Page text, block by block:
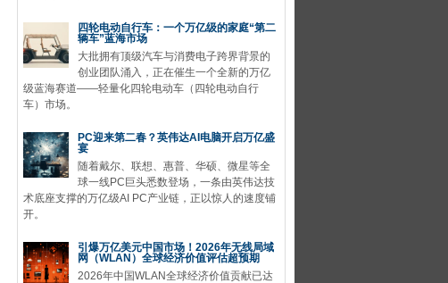
四轮电动自行车：一个万亿级的家庭“第二
辆车”蓝海市场
大批拥有顶级汽车与消费电子跨界背景的
创业团队涌入，正在催生一个全新的万亿
级蓝海赛道——轻量化四轮电动车（四轮电动自行
车）市场。
PC迎来第二春？英伟达AI电脑开启万亿盛
宴
随着戴尔、联想、惠普、华硕、微星等全
球一线PC巨头悉数登场，一条由英伟达技
术底座支撑的万亿级AI PC产业链，正以惊人的速度铺
开。
引爆万亿美元中国市场！2026年无线局域
网（WLAN）全球经济价值评估超预期
2026年中国WLAN全球经济价值贡献已达